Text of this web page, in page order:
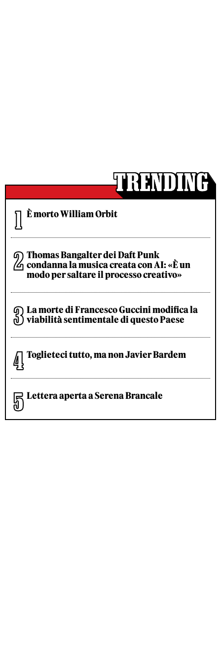
È morto William Orbit
Thomas Bangalter dei Daft Punk
condanna la musica creata con AI: «È un
modo per saltare il processo creativo»
La morte di Francesco Guccini modifica la
viabilità sentimentale di questo Paese
Toglieteci tutto, ma non Javier Bardem
Lettera aperta a Serena Brancale